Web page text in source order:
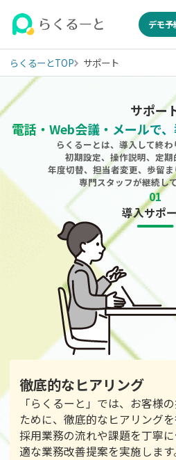
デモ予
らくるーとTOP
サポート
LINE特化の採用管理システム(ATS) ら
サポー
電話・Web会議・メールで、
らくるーとは、導入して終わ
初期設定、操作説明、定期
年度切替、担当者変更、歩留ま
専門スタッフが継続し
01
導入サポ
徹底的なヒアリング
「らくるーと」では、お客様
ために、徹底的なヒアリングを
採用業務の流れや課題を丁寧
適な業務改善提案を実施します